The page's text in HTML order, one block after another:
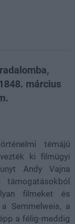
március
témájú
ki filmügyi
Andy Vajna
filmeket és
Semmelweis, a
a félig-meddig